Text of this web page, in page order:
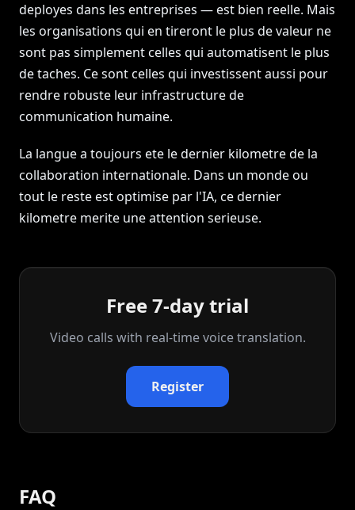
deployes dans les entreprises — est bien reelle. Mais
les organisations qui en tireront le plus de valeur ne
sont pas simplement celles qui automatisent le plus
de taches. Ce sont celles qui investissent aussi pour
rendre robuste leur infrastructure de
communication humaine.
La langue a toujours ete le dernier kilometre de la
collaboration internationale. Dans un monde ou
tout le reste est optimise par l'IA, ce dernier
kilometre merite une attention serieuse.
Free 7-day trial
Video calls with real‑time voice translation.
Register
FAQ